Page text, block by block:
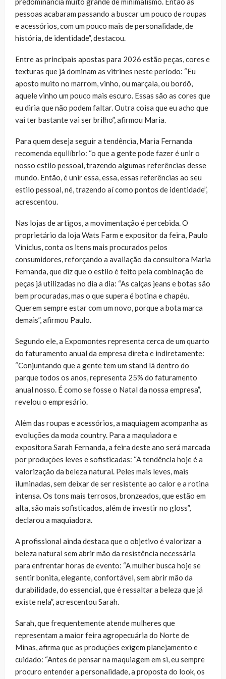
pessoas acabaram passando a buscar um pouco de roupas
e acessórios, com um pouco mais de personalidade, de
história, de identidade”, destacou.
Entre as principais apostas para 2026 estão peças, cores e
texturas que já dominam as vitrines neste período: “Eu
aposto muito no marrom, vinho, ou marçala, ou bordô,
aquele vinho um pouco mais escuro. Essas são as cores que
eu diria que não podem faltar. Outra coisa que eu acho que
vai ter bastante vai ser brilho”, afirmou Maria.
Para quem deseja seguir a tendência, Maria Fernanda
recomenda equilíbrio: “o que a gente pode fazer é unir o
nosso estilo pessoal, trazendo algumas referências desse
mundo. Então, é unir essa, essa, essas referências ao seu
estilo pessoal, né, trazendo aí como pontos de identidade”,
acrescentou.
Nas lojas de artigos, a movimentação é percebida. O
proprietário da loja Wats Farm e expositor da feira, Paulo
Vinicius, conta os itens mais procurados pelos
consumidores, reforçando a avaliação da consultora Maria
Fernanda, que diz que o estilo é feito pela combinação de
peças já utilizadas no dia a dia: “As calças jeans e botas são
bem procuradas, mas o que supera é botina e chapéu.
Querem sempre estar com um novo, porque a bota marca
demais”, afirmou Paulo.
Segundo ele, a Expomontes representa cerca de um quarto
do faturamento anual da empresa direta e indiretamente:
“Conjuntando que a gente tem um stand lá dentro do
parque todos os anos, representa 25% do faturamento
anual nosso. É como se fosse o Natal da nossa empresa”,
revelou o empresário.
Além das roupas e acessórios, a maquiagem acompanha as
evoluções da moda country. Para a maquiadora e
expositora Sarah Fernanda, a feira deste ano será marcada
por produções leves e sofisticadas: “A tendência hoje é a
valorização da beleza natural. Peles mais leves, mais
iluminadas, sem deixar de ser resistente ao calor e a rotina
intensa. Os tons mais terrosos, bronzeados, que estão em
alta, são mais sofisticados, além de investir no gloss”,
declarou a maquiadora.
A profissional ainda destaca que o objetivo é valorizar a
beleza natural sem abrir mão da resistência necessária
para enfrentar horas de evento: “A mulher busca hoje se
sentir bonita, elegante, confortável, sem abrir mão da
durabilidade, do essencial, que é ressaltar a beleza que já
existe nela”, acrescentou Sarah.
Sarah, que frequentemente atende mulheres que
representam a maior feira agropecuária do Norte de
Minas, afirma que as produções exigem planejamento e
cuidado: “Antes de pensar na maquiagem em si, eu sempre
procuro entender a personalidade, a proposta do look, os